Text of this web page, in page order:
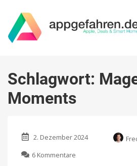
Schlagwort:
Moments
2. Dezember 2024
6 Kommentare